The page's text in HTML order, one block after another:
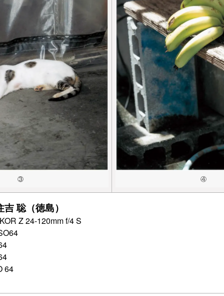
③ ④
聡（徳島）
Z 24-120mm f/4 S
64